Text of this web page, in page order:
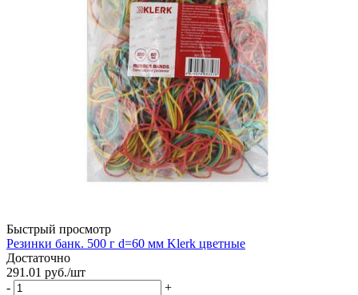
Быстрый просмотр
Резинки банк. 500 г d=60 мм Klerk цветные
Достаточно
291.01 руб./шт
-
+